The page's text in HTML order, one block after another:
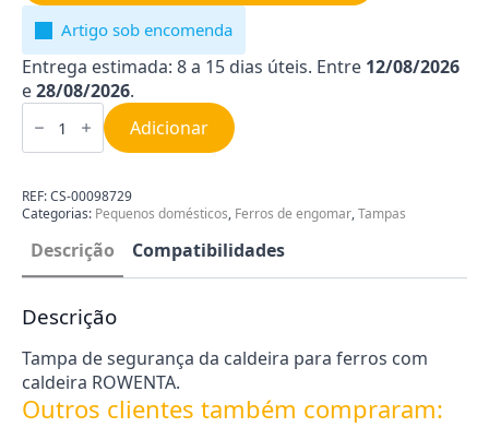
Artigo sob encomenda
Entrega estimada: 8 a 15 dias úteis. Entre 12/08/2026
e28/08/2026.
Quantidade
de
para
Rowenta
CS-
00098729
Adicionar
REF:CS-00098729
Categorias: Pequenos domésticos, Ferros de engomar,Tampas
Descrição Compatibilidades
Descrição
Tampa de segurança da caldeira para ferros com
caldeira ROWENTA.
Outros clientes também compraram: